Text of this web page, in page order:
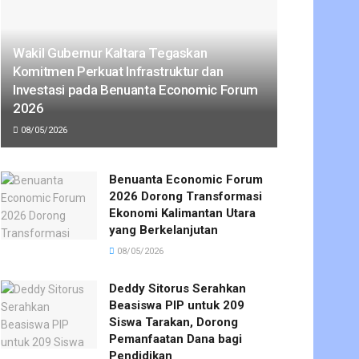
Wakil Gubernur Kaltara Tegaskan
Komitmen Perkuat Infrastruktur dan
Investasi pada Benuanta Economic Forum
2026
08/05/2026
Benuanta Economic Forum
2026 Dorong Transformasi
Ekonomi Kalimantan Utara
yang Berkelanjutan
08/05/2026
Deddy Sitorus Serahkan
Beasiswa PIP untuk 209
Siswa Tarakan, Dorong
Pemanfaatan Dana bagi
Pendidikan